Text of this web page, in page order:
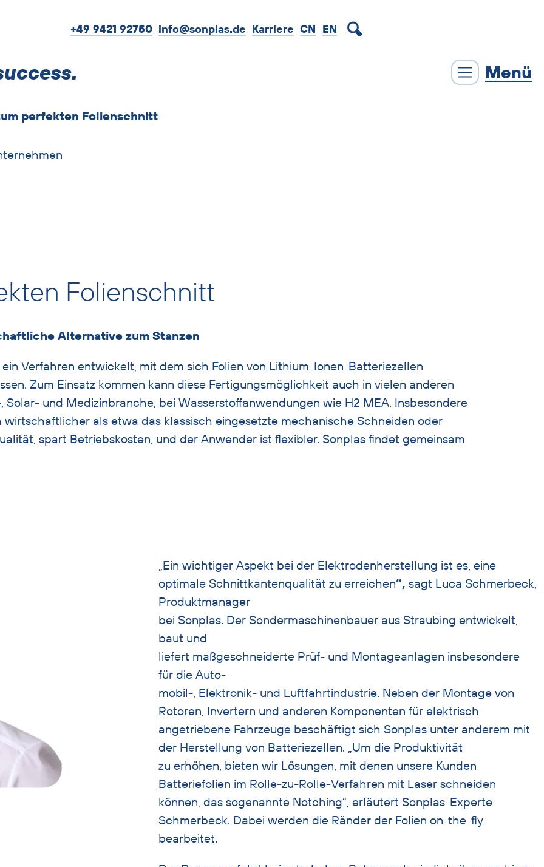
+49 9421 92750 info@sonplas.de Karriere CN EN
Menü
perfekten Folienschnitt
Folienschnitt
Alternative zum Stanzen
Verfahren entwickelt, mit dem sich Folien von Lithium-Ionen-Batteriezellen
Zum Einsatz kommen kann diese Fertigungsmöglichkeit auch in vielen anderen
Solar- und Medizinbranche, bei Wasserstoffanwendungen wie H2 MEA. Insbesondere
als etwa das klassisch eingesetzte mechanische Schneiden oder
spart Betriebskosten, und der Anwender ist flexibler. Sonplas findet gemeinsam
„Ein wichtiger Aspekt bei der Elektrodenherstellung ist es, eine
optimale Schnittkantenqualität zu erreichen“, sagt Luca Schmerbeck,
Produktmanager
bei Sonplas. Der Sondermaschinenbauer aus Straubing entwickelt,
baut und
liefert maßgeschneiderte Prüf- und Montageanlagen insbesondere
für die Auto-
mobil-, Elektronik- und Luftfahrtindustrie. Neben der Montage von
Rotoren, Invertern und anderen Komponenten für elektrisch
angetriebene Fahrzeuge beschäftigt sich Sonplas unter anderem mit
der Herstellung von Batteriezellen. „Um die Produktivität
zu erhöhen, bieten wir Lösungen, mit denen unsere Kunden
Batteriefolien im Rolle-zu-Rolle-Verfahren mit Laser schneiden
können, das sogenannte Notching“, erläutert Sonplas-Experte
Schmerbeck. Dabei werden die Ränder der Folien on-the-fly
bearbeitet.